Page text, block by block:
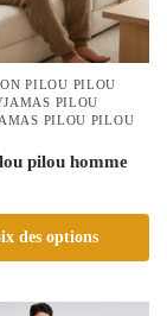
PILOU PILOU
PILOU
PILOU PILOU
pilou homme
des options